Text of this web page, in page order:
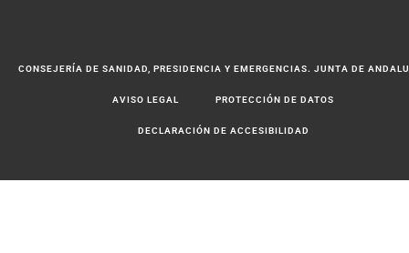
CONSEJERÍA DE SANIDAD, PRESIDENCIA Y EMERGENCIAS. JUNTA DE
AVISO LEGAL PROTECCIÓN DE DATOS
DECLARACIÓN DE ACCESIBILIDAD